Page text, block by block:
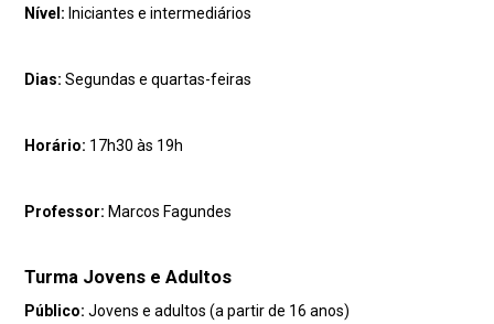
Nível: Iniciantes e intermediários
Dias: Segundas e quartas-feiras
Horário: 17h30 às 19h
Professor: Marcos Fagundes
Turma Jovens e Adultos
Público: Jovens e adultos (a partir de 16 anos)